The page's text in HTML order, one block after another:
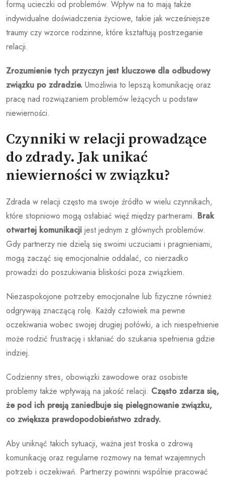
formą ucieczki od problemów. Wpływ na to mają także
indywidualne doświadczenia życiowe, takie jak wcześniejsze
traumy czy wzorce rodzinne, które kształtują postrzeganie
relacji.
Zrozumienie tych przyczyn jest kluczowe dla odbudowy
związku po zdradzie. Umożliwia to lepszą komunikację oraz
pracę nad rozwiązaniem problemów leżących u podstaw
niewierności.
Czynniki w relacji prowadzące
do zdrady. Jak unikać
niewierności w związku?
Zdrada w relacji często ma swoje źródło w wielu czynnikach,
które stopniowo mogą osłabiać więź między partnerami. Brak
otwartej komunikacji jest jednym z głównych problemów.
Gdy partnerzy nie dzielą się swoimi uczuciami i pragnieniami,
mogą zacząć się emocjonalnie oddalać, co nierzadko
prowadzi do poszukiwania bliskości poza związkiem.
Niezaspokojone potrzeby emocjonalne lub fizyczne również
odgrywają znaczącą rolę. Każdy człowiek ma pewne
oczekiwania wobec swojej drugiej połówki, a ich niespełnienie
może rodzić frustrację i skłaniać do szukania spełnienia gdzie
indziej.
Codzienny stres, obowiązki zawodowe oraz osobiste
problemy także wpływają na jakość relacji. Często zdarza się,
że pod ich presją zaniedbuje się pielęgnowanie związku,
co zwiększa prawdopodobieństwo zdrady.
Aby uniknąć takich sytuacji, ważna jest troska o zdrową
komunikację oraz regularne rozmowy na temat wzajemnych
potrzeb i oczekiwań. Partnerzy powinni wspólnie pracować